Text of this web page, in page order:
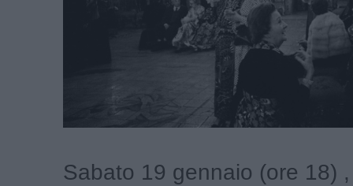
Sabato 19 gennaio (ore 18) ,